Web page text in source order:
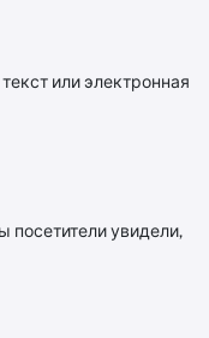
или электронная
посетители увидели,